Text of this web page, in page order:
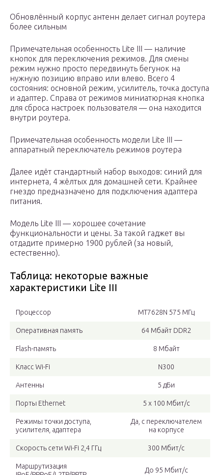
Обновлённый корпус антенн делает сигнал роутера
более сильным
Примечательная особенность Lite III — наличие
кнопок для переключения режимов. Для смены
режим нужно просто передвинуть бегунок на
нужную позицию вправо или влево. Всего 4
состояния: основной режим, усилитель, точка доступа
и адаптер. Справа от режимов миниатюрная кнопка
для сброса настроек пользователя — она находится
внутри роутера.
Примечательная особенность модели Lite III —
аппаратный переключатель режимов роутера
Далее идёт стандартный набор выходов: синий для
интернета, 4 жёлтых для домашней сети. Крайнее
гнездо предназначено для подключения адаптера
питания.
Модель Lite III — хорошее сочетание
функциональности и цены. За такой гаджет вы
отдадите примерно 1900 рублей (за новый,
естественно).
Таблица: некоторые важные
характеристики Lite III
Процессор MT7628N 575 МГц
Оперативная память 64 Мбайт DDR2
Flash-память 8 Мбайт
Класс Wi-Fi N300
Антенны 5 дБи
Порты Ethernet 5 x 100 Мбит/с
Режимы точки доступа,
усилителя, адаптера
Да, с переключателем
на корпусе
Скорость сети Wi-Fi 2,4 ГГц 300 Мбит/с
Маршрутизация
До 95 Мбит/с